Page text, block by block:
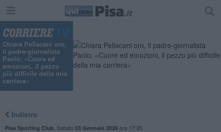
Chiara Pellacani oro,
il padre-giornalista
Paolo: «Cuore ed
emozioni, il pezzo
più difficile della mia
carriera»
Indietro
Pisa Sporting Club Sabato 03 Gennaio 2026ore 17:35